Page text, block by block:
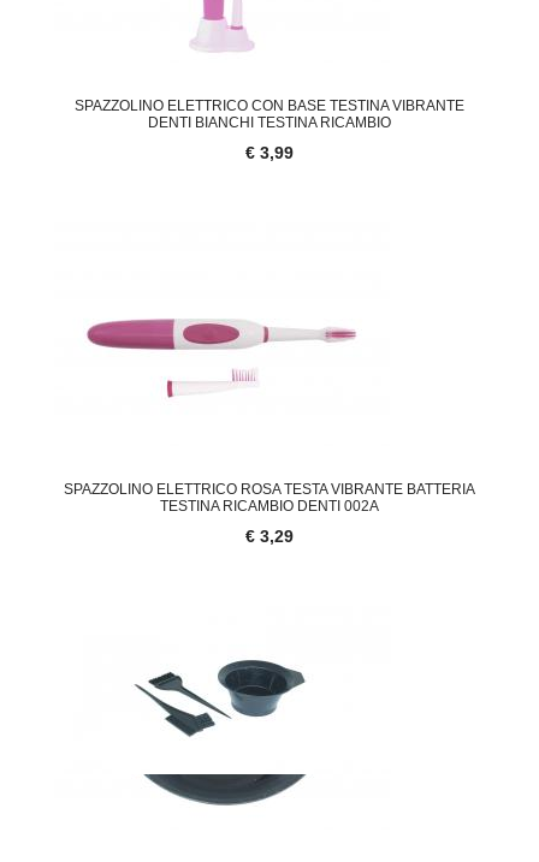
SPAZZOLINO ELETTRICO CON BASE TESTINA VIBRANTE
DENTI BIANCHI TESTINA RICAMBIO
€ 3,99
SPAZZOLINO ELETTRICO ROSA TESTA VIBRANTE BATTERIA
TESTINA RICAMBIO DENTI 002A
€ 3,29